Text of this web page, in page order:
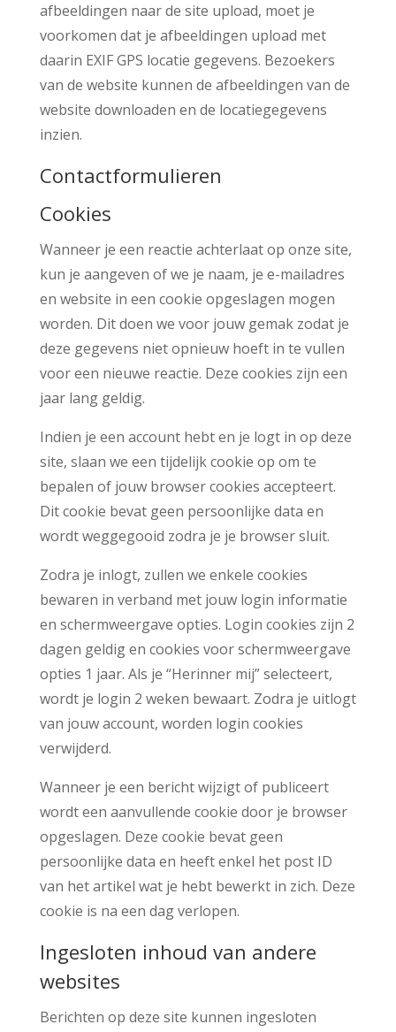
afbeeldingen naar de site upload, moet je
voorkomen dat je afbeeldingen upload met
daarin EXIF GPS locatie gegevens. Bezoekers
van de website kunnen de afbeeldingen van de
website downloaden en de locatiegegevens
inzien.
Contactformulieren
Cookies
Wanneer je een reactie achterlaat op onze site,
kun je aangeven of we je naam, je e-mailadres
en website in een cookie opgeslagen mogen
worden. Dit doen we voor jouw gemak zodat je
deze gegevens niet opnieuw hoeft in te vullen
voor een nieuwe reactie. Deze cookies zijn een
jaar lang geldig.
Indien je een account hebt en je logt in op deze
site, slaan we een tijdelijk cookie op om te
bepalen of jouw browser cookies accepteert.
Dit cookie bevat geen persoonlijke data en
wordt weggegooid zodra je je browser sluit.
Zodra je inlogt, zullen we enkele cookies
bewaren in verband met jouw login informatie
en schermweergave opties. Login cookies zijn 2
dagen geldig en cookies voor schermweergave
opties 1 jaar. Als je “Herinner mij” selecteert,
wordt je login 2 weken bewaart. Zodra je uitlogt
van jouw account, worden login cookies
verwijderd.
Wanneer je een bericht wijzigt of publiceert
wordt een aanvullende cookie door je browser
opgeslagen. Deze cookie bevat geen
persoonlijke data en heeft enkel het post ID
van het artikel wat je hebt bewerkt in zich. Deze
cookie is na een dag verlopen.
Ingesloten inhoud van andere
websites
Berichten op deze site kunnen ingesloten